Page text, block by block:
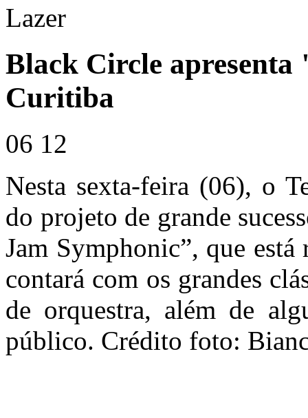
Lazer
Black Circle
Curitiba
06 12
Nesta sexta-feira (06), o
do projeto de grande
Jam Symphonic”, que
contará com os grandes
de orquestra, além de
público. Crédito foto: